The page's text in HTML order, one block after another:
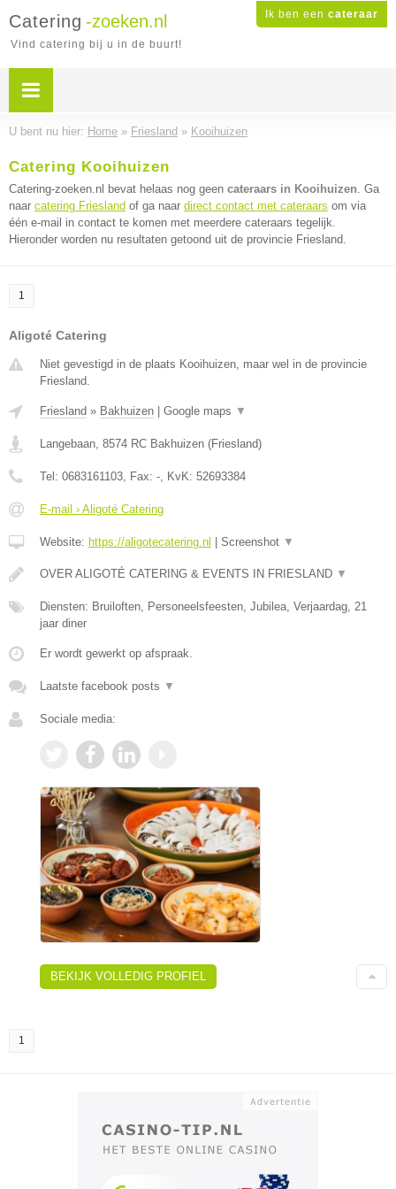
Ik ben een cateraar
Catering -zoeken.nl
Vind catering bij u in de buurt!
U bent nu hier: Home » Friesland » Kooihuizen
Catering Kooihuizen
Catering-zoeken.nl bevat helaas nog geen cateraars in Kooihuizen. Ga
naar catering Friesland of ga naar direct contact met cateraars om via
één e-mail in contact te komen met meerdere cateraars tegelijk.
Hieronder worden nu resultaten getoond uit de provincie Friesland.
1
Aligoté Catering
Niet gevestigd in de plaats Kooihuizen, maar wel in de provincie
Friesland.
Friesland » Bakhuizen Google maps ▼
Langebaan, 8574 RC Bakhuizen (Friesland)
Tel: 0683161103, Fax: -, KvK: 52693384
E-mail › Aligoté Catering
Website: https://aligotecatering.nl Screenshot ▼
OVER ALIGOTÉ CATERING & EVENTS IN FRIESLAND ▼
Diensten: Bruiloften, Personeelsfeesten, Jubilea, Verjaardag, 21
jaar diner
Er wordt gewerkt op afspraak.
Laatste facebook posts ▼
Sociale media:
BEKIJK VOLLEDIG PROFIEL
1